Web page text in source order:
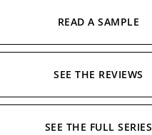
READ A SAMPLE
SEE THE REVIEWS
SEE THE FULL SERIES